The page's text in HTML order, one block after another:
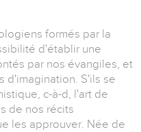
formés par la
d'établir une
par nos évangiles, et
d'imagination. S'ils se
c-à-d, l'art de
de nos récits
les approuver. Née de